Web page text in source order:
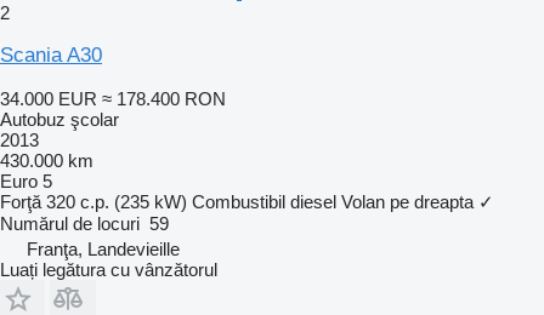
2
Scania A30
34.000 EUR ≈ 178.400 RON
Autobuz şcolar
2013
430.000 km
Euro 5
Forţă 320 c.p. (235 kW) Combustibil diesel Volan pe dreapta ✓
Numărul de locuri 59
Franţa, Landevieille
Luați legătura cu vânzătorul